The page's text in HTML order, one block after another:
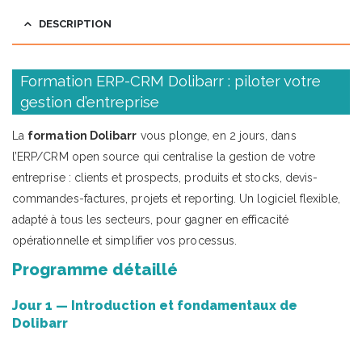
DESCRIPTION
Formation ERP-CRM Dolibarr : piloter votre
gestion d’entreprise
La formation Dolibarr vous plonge, en 2 jours, dans
l’ERP/CRM open source qui centralise la gestion de votre
entreprise : clients et prospects, produits et stocks, devis-
commandes-factures, projets et reporting. Un logiciel flexible,
adapté à tous les secteurs, pour gagner en efficacité
opérationnelle et simplifier vos processus.
Programme détaillé
Jour 1 — Introduction et fondamentaux de
Dolibarr